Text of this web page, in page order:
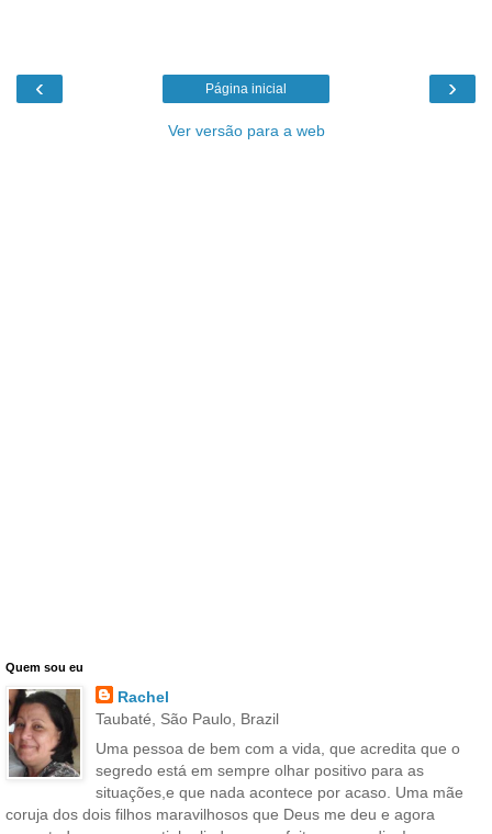
‹ ›
Página inicial
Ver versão para a web
Quem sou eu
Rachel
Taubaté, São Paulo, Brazil
Uma pessoa de bem com a vida, que acredita que o
segredo está em sempre olhar positivo para as
situações,e que nada acontece por acaso. Uma mãe
coruja dos dois filhos maravilhosos que Deus me deu e agora